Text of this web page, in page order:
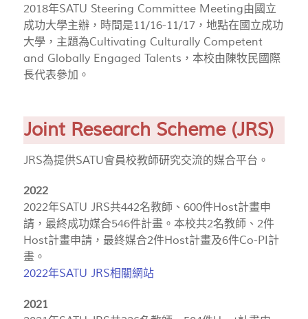
2018年SATU Steering Committee Meeting由國立
成功大學主辦，時間是11/16-11/17，地點在國立成功
大學，主題為Cultivating Culturally Competent
and Globally Engaged Talents，本校由陳牧民國際
長代表參加。
Joint Research Scheme (JRS)
JRS為提供SATU會員校教師研究交流的媒合平台。
2022
2022年SATU JRS共442名教師、600件Host計畫申
請，最終成功媒合546件計畫。本校共2名教師、2件
Host計畫申請，最終媒合2件Host計畫及6件Co-PI計
畫。
2022年SATU JRS相關網站
2021